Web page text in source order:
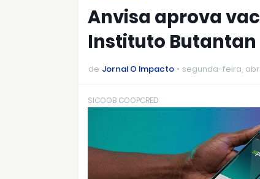
Anvisa aprova
Instituto Butantan
de Jornal O Impacto segunda-feira,
SICOOB COOPCRED